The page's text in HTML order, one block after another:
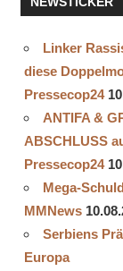
Linker
diese
Pressecop24
ANTIFA &
ABSCHLUSS
Pressecop24
Mega-
MMNews
Serbiens
Europa